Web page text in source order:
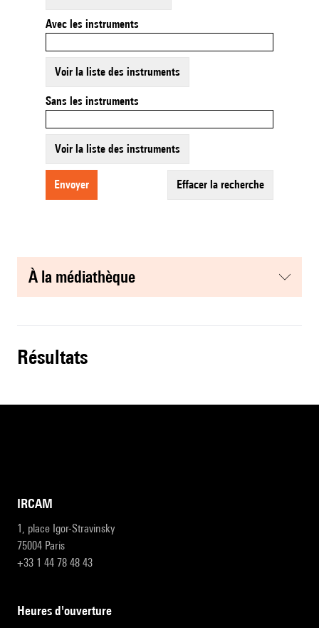
Avec les instruments
Voir la liste des instruments
Sans les instruments
Voir la liste des instruments
envoyer effacer la recherche
à la médiathèque
résultats
IRCAM
1, place Igor-Stravinsky
75004 Paris
+33 1 44 78 48 43
heures d'ouverture